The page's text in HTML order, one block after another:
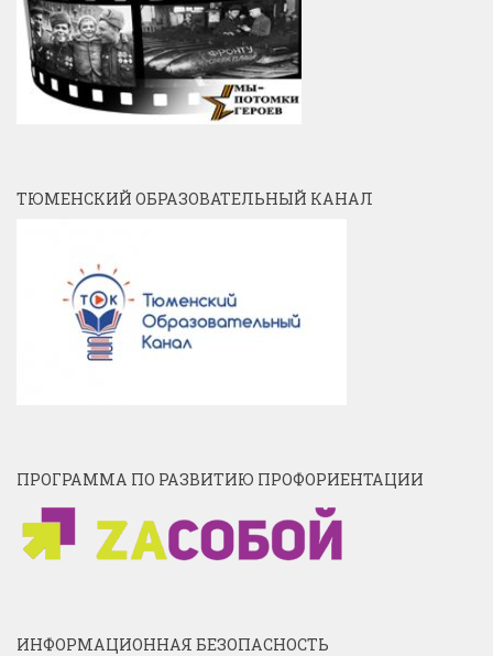
ТЮМЕНСКИЙ ОБРАЗОВАТЕЛЬНЫЙ КАНАЛ
ПРОГРАММА ПО РАЗВИТИЮ ПРОФОРИЕНТАЦИИ
ИНФОРМАЦИОННАЯ БЕЗОПАСНОСТЬ